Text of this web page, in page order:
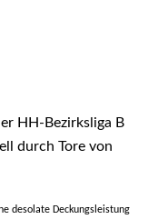
HH-Bezirksliga B
durch Tore von
desolate Deckungsleistung